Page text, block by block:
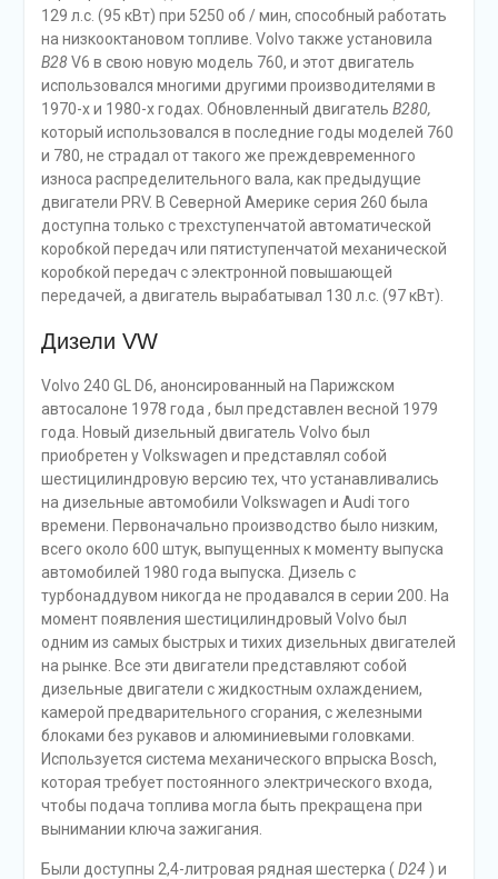
129 л.с. (95 кВт) при 5250 об / мин, способный работать
на низкооктановом топливе. Volvo также установила
B28V6 в свою новую модель 760, и этот двигатель
использовался многими другими производителями в
1970-х и 1980-х годах. Обновленный двигатель B280,
который использовался в последние годы моделей 760
и 780, не страдал от такого же преждевременного
износа распределительного вала, как предыдущие
двигатели PRV. В Северной Америке серия 260 была
доступна только с трехступенчатой ​​автоматической
коробкой передач или пятиступенчатой ​​механической
коробкой передач с электронной повышающей
передачей, а двигатель вырабатывал 130 л.с. (97 кВт).
Дизели VW
Volvo 240 GL D6, анонсированный на Парижском
автосалоне 1978 года , был представлен весной 1979
года. Новый дизельный двигатель Volvo был
приобретен у Volkswagen и представлял собой
шестицилиндровую версию тех, что устанавливались
на дизельные автомобили Volkswagen и Audi того
времени. Первоначально производство было низким,
всего около 600 штук, выпущенных к моменту выпуска
автомобилей 1980 года выпуска. Дизель с
турбонаддувом никогда не продавался в серии 200. На
момент появления шестицилиндровый Volvo был
одним из самых быстрых и тихих дизельных двигателей
на рынке. Все эти двигатели представляют собой
дизельные двигатели с жидкостным охлаждением,
камерой предварительного сгорания, с железными
блоками без рукавов и алюминиевыми головками.
Используется система механического впрыска Bosch,
которая требует постоянного электрического входа,
чтобы подача топлива могла быть прекращена при
вынимании ключа зажигания.
Были доступны 2,4-литровая рядная шестерка ( D24 ) и